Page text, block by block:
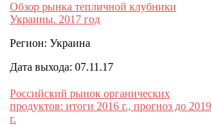
Обзор рынка тепличной клубники
Украины. 2017 год
Регион: Украина
Дата выхода: 07.11.17
Российский рынок органических
продуктов: итоги 2016 г., прогноз до 2019
г.